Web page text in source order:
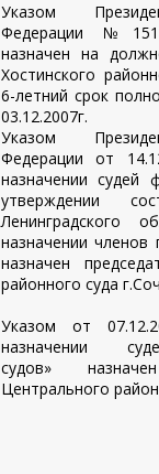
Указом
Федерации
назначен на
Хостинского
6-летний срок
03.12.2007г.
Указом
Федерации от
назначении судей
утверждении
Ленинградского
назначении членов
назначен
районного суда
Указом от
назначении
судов»
Центрального